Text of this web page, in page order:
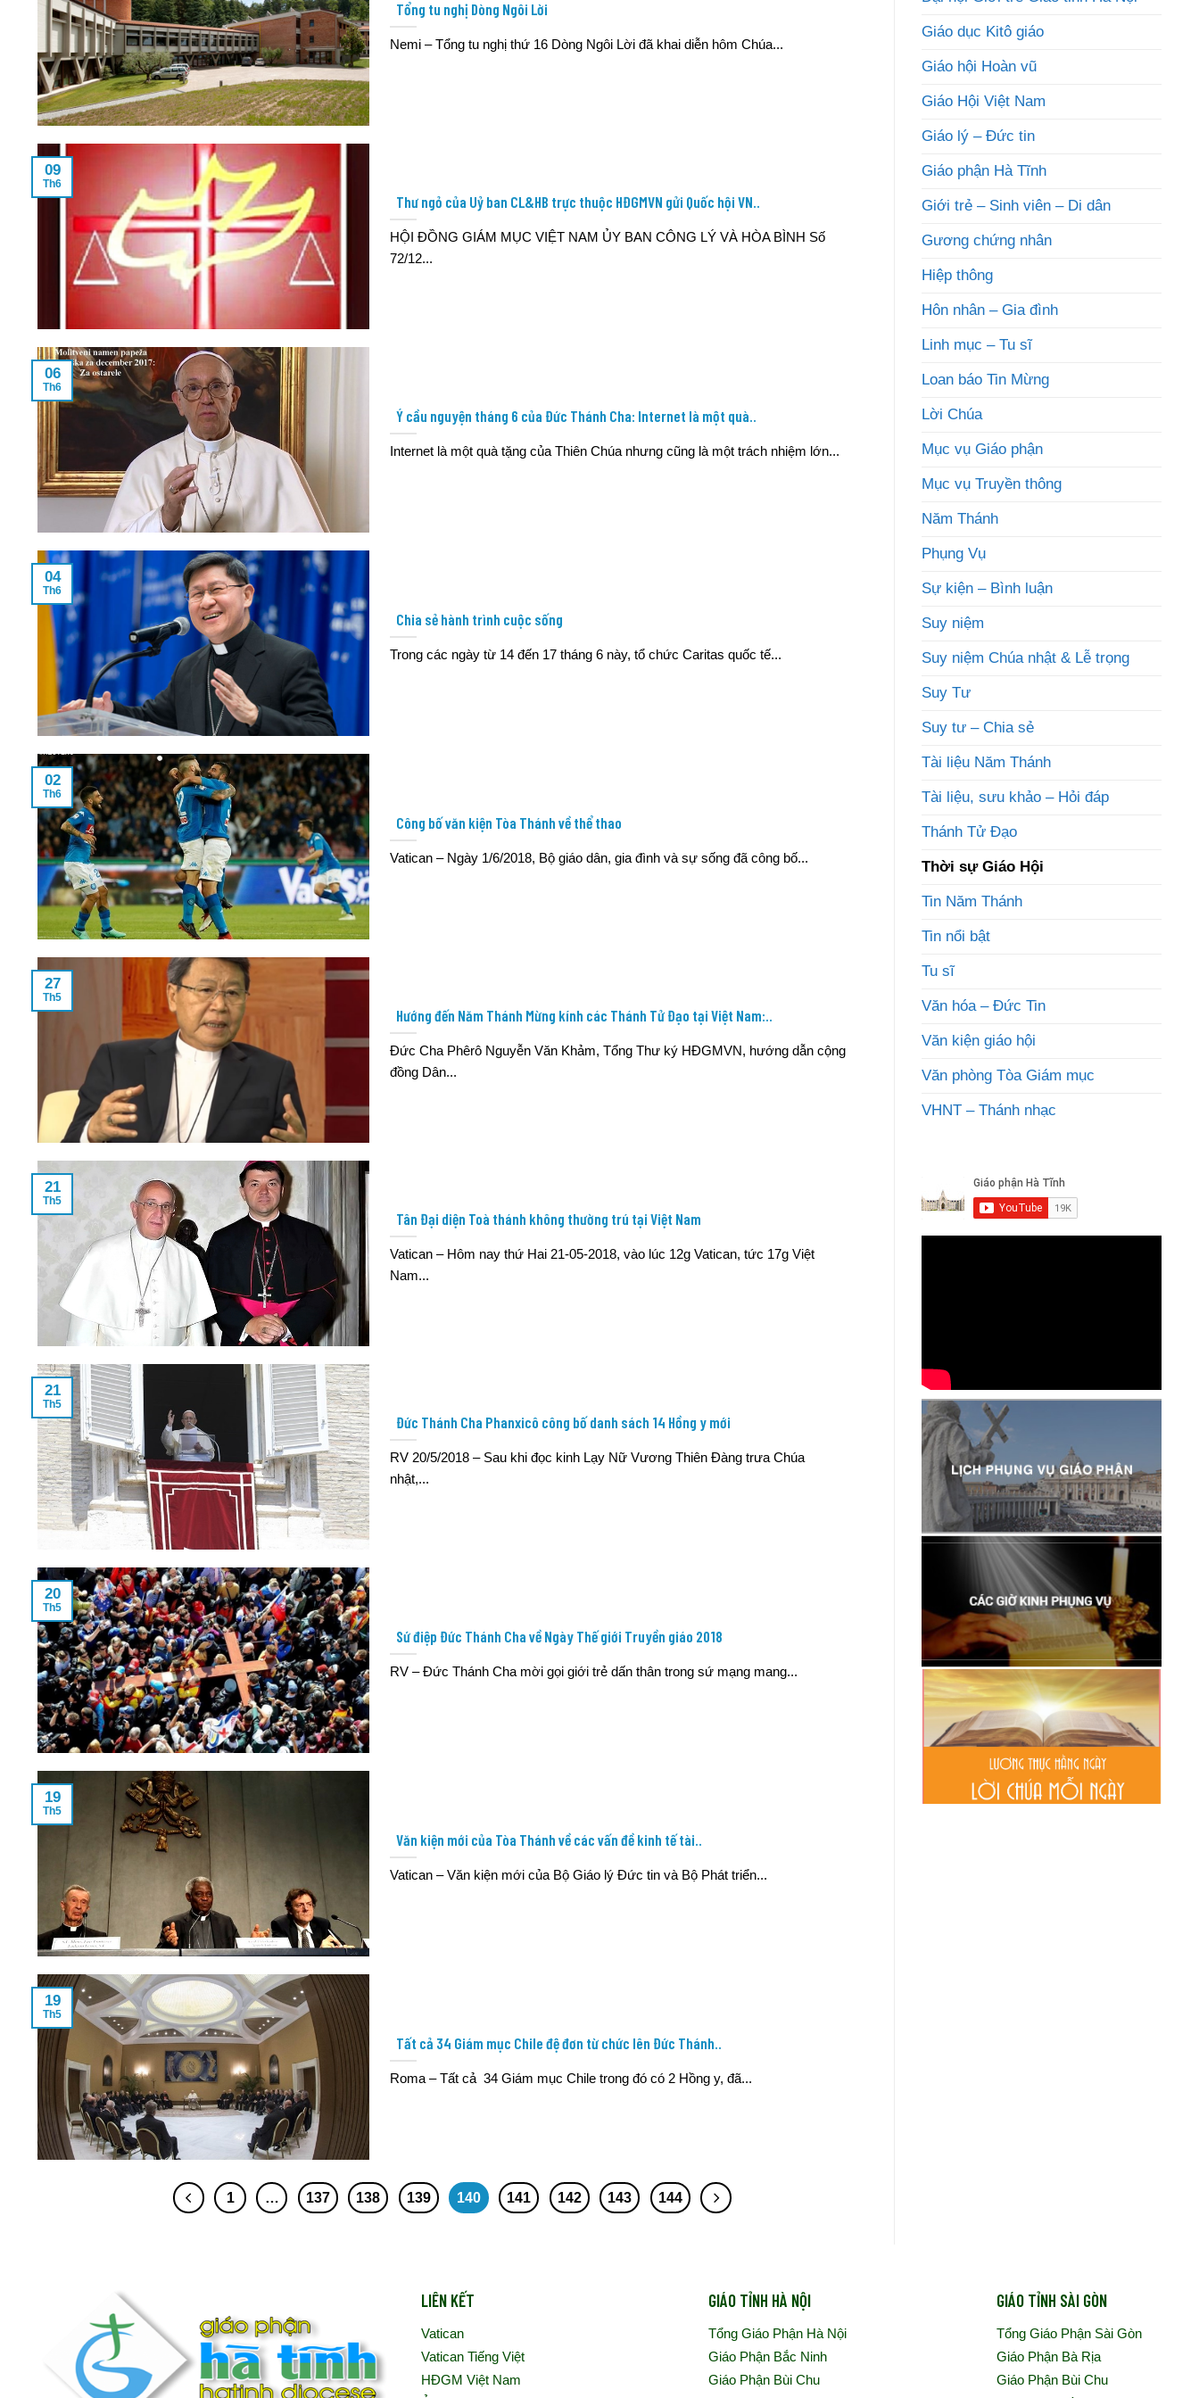
Tổng tu nghị Dòng Ngôi Lời
Nemi – Tổng tu nghị thứ 16 Dòng Ngôi Lời đã khai diễn hôm Chúa...
Thư ngỏ của Uỷ ban CL&HB trực thuộc HĐGMVN gửi Quốc hội VN..
HỘI ĐỒNG GIÁM MỤC VIỆT NAM ỦY BAN CÔNG LÝ VÀ HÒA BÌNH Số
72/12...
09
Th6
Ý cầu nguyện tháng 6 của Đức Thánh Cha: Internet là một quà..
Internet là một quà tặng của Thiên Chúa nhưng cũng là một trách nhiệm lớn...
06
Th6
Chia sẻ hành trình cuộc sống
Trong các ngày từ 14 đến 17 tháng 6 này, tổ chức Caritas quốc tế...
04
Th6
Công bố văn kiện Tòa Thánh về thể thao
Vatican – Ngày 1/6/2018, Bộ giáo dân, gia đình và sự sống đã công bố...
02
Th6
Hướng đến Năm Thánh Mừng kính các Thánh Tử Đạo tại Việt Nam:..
Đức Cha Phêrô Nguyễn Văn Khảm, Tổng Thư ký HĐGMVN, hướng dẫn cộng
đồng Dân...
27
Th5
Tân Đại diện Toà thánh không thường trú tại Việt Nam
Vatican – Hôm nay thứ Hai 21-05-2018, vào lúc 12g Vatican, tức 17g Việt
Nam...
21
Th5
Đức Thánh Cha Phanxicô công bố danh sách 14 Hồng y mới
RV 20/5/2018 – Sau khi đọc kinh Lạy Nữ Vương Thiên Đàng trưa Chúa
nhật,...
21
Th5
Sứ điệp Đức Thánh Cha về Ngày Thế giới Truyền giáo 2018
RV – Đức Thánh Cha mời gọi giới trẻ dấn thân trong sứ mạng mang...
20
Th5
Văn kiện mới của Tòa Thánh về các vấn đề kinh tế tài..
Vatican – Văn kiện mới của Bộ Giáo lý Đức tin và Bộ Phát triển...
19
Th5
Tất cả 34 Giám mục Chile đệ đơn từ chức lên Đức Thánh..
Roma – Tất cả 34 Giám mục Chile trong đó có 2 Hồng y, đã...
19
Th5
1 … 137 138 139 140 141 142 143 144
Giáo dục Kitô giáo
Giáo hội Hoàn vũ
Giáo Hội Việt Nam
Giáo lý – Đức tin
Giáo phận Hà Tĩnh
Giới trẻ – Sinh viên – Di dân
Gương chứng nhân
Hiệp thông
Hôn nhân – Gia đình
Linh mục – Tu sĩ
Loan báo Tin Mừng
Lời Chúa
Mục vụ Giáo phận
Mục vụ Truyền thông
Năm Thánh
Phụng Vụ
Sự kiện – Bình luận
Suy niệm
Suy niệm Chúa nhật & Lễ trọng
Suy Tư
Suy tư – Chia sẻ
Tài liệu Năm Thánh
Tài liệu, sưu khảo – Hỏi đáp
Thánh Tử Đạo
Thời sự Giáo Hội
Tin Năm Thánh
Tin nổi bật
Tu sĩ
Văn hóa – Đức Tin
Văn kiện giáo hội
Văn phòng Tòa Giám mục
VHNT – Thánh nhạc
LIÊN KẾT
Vatican
Vatican Tiếng Việt
HĐGM Việt Nam
GIÁO TỈNH HÀ NỘI
Tổng Giáo Phận Hà Nội
Giáo Phận Bắc Ninh
Giáo Phận Bùi Chu
GIÁO TỈNH SÀI GÒN
Tổng Giáo Phận Sài Gòn
Giáo Phận Bà Rịa
Giáo Phận Bùi Chu